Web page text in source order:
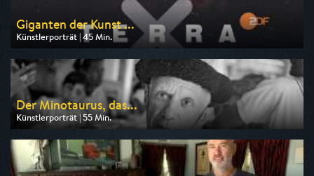
Giganten der Kunst ...
Künstlerporträt | 45 Min.
Ausgestrahlt von ZDF
am 08.08.2026, 02:45
Der Minotaurus, das...
Künstlerporträt | 55 Min.
Ausgestrahlt von arte
am 09.08.2026, 17:00